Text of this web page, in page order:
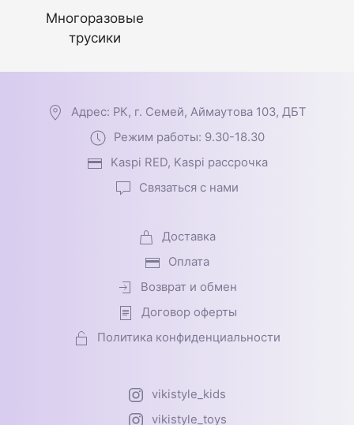
Многоразовые
трусики
Адрес: РК, г. Семей, Аймаутова 103, ДБТ
Режим работы: 9.30-18.30
Kaspi RED, Kaspi рассрочка
Связаться с нами
Доставка
Оплата
Возврат и обмен
Договор оферты
Политика конфиденциальности
vikistyle_kids
vikistyle_toys